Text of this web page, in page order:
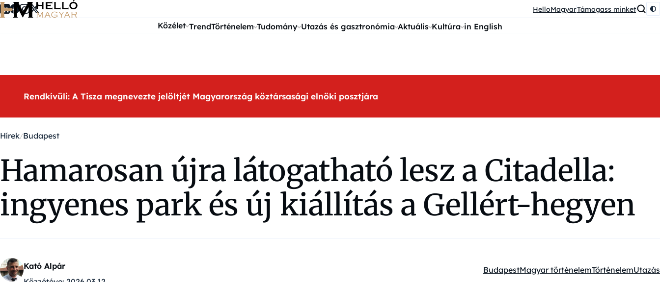
Ugrás a tartalomra HelloMagyarTámogass minket
Közélet TrendTörténelem Tudomány Utazás és gasztronómia Aktuális Kultúra in English
Rendkívüli: A Tisza megnevezte jelöltjét Magyarország köztársasági elnöki posztjára
Hírek Budapest
Hamarosan újra látogatható lesz a Citadella:
ingyenes park és új kiállítás a Gellért-hegyen
Kató Alpár
Kategóriák:
BudapestMagyar történelemTörténelemUtazás